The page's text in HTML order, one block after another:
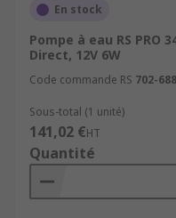
En stock
Pompe à eau RS PRO
Direct, 12V 6W
Code commande RS 702-
Sous-total (1 unité)
141,02 €HT
Quantité